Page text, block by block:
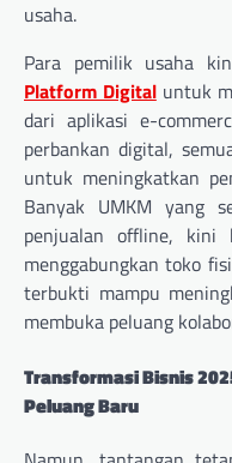
usaha.
Para pemilik usaha
Platform Digitaluntuk
dari aplikasi e-
perbankan digital,
untuk meningkatkan
Banyak UMKM yang
penjualan offline,
menggabungkan toko
terbukti mampu
membuka peluang
Transformasi Bisnis
Peluang Baru